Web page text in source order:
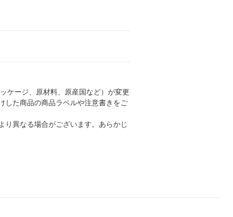
ケージ、原材料、原産国など）が変更
した商品の商品ラベルや注意書きをご
り異なる場合がございます。あらかじ